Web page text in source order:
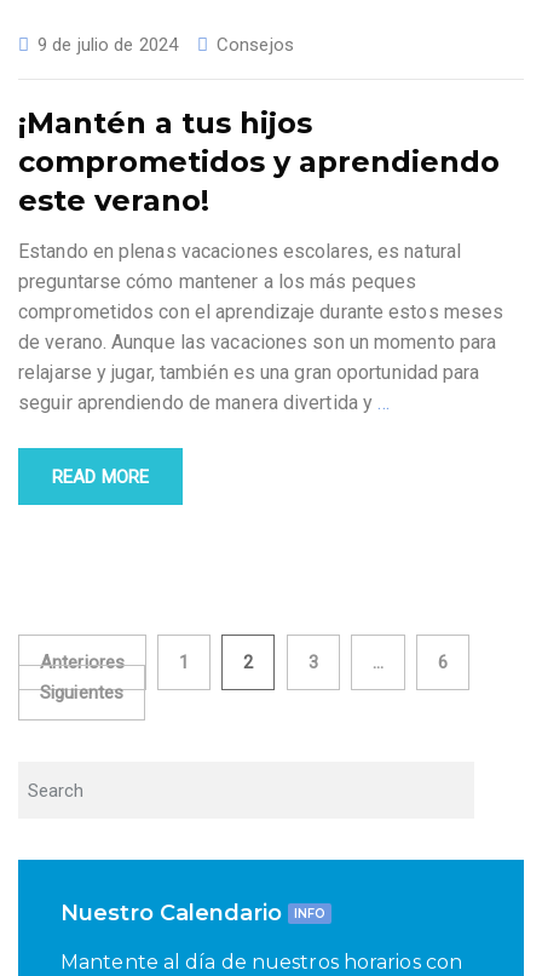
9 de julio de 2024 Consejos
¡Mantén a tus hijos
comprometidos y aprendiendo
este verano!
Estando en plenas vacaciones escolares, es natural
preguntarse cómo mantener a los más peques
comprometidos con el aprendizaje durante estos meses
de verano. Aunque las vacaciones son un momento para
relajarse y jugar, también es una gran oportunidad para
seguir aprendiendo de manera divertida y…
READ MORE
Paginación
de
Anteriores 1 2 3 …
6
Siguientes
Nuestro Calendario INFO
Mantente al día de nuestros horarios con